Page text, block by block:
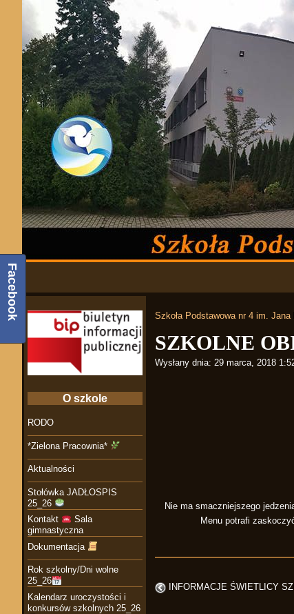
Szkoła Podstawowa nr 4 im. Jana
SZKOLNE
Wysłany dnia: 29 marca, 2018
Nie ma smaczniejszego
Menu potrafi
INFORMACJE ŚWIETLICY
O szkole
RODO
*Zielona Pracownia*
Aktualności
Stołówka JADŁOSPIS
25_26
Kontakt
Sala
gimnastyczna
Dokumentacja
Rok szkolny/Dni wolne
25_26
Kalendarz uroczystości i
konkursów szkolnych 25_26
Facebook